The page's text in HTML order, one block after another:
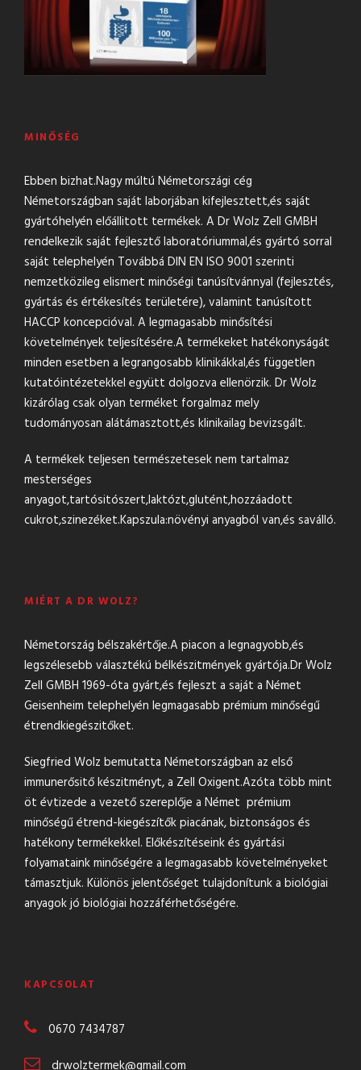
MINŐSÉG
Ebben bizhat.Nagy múltú Németországi cég
Németországban saját laborjában kifejlesztett,és saját
gyártóhelyén előállitott termékek. A Dr Wolz Zell GMBH
rendelkezik saját fejlesztő laboratóriummal,és gyártó sorral
saját telephelyén Továbbá DIN EN ISO 9001 szerinti
nemzetközileg elismert minőségi tanúsítvánnyal (fejlesztés,
gyártás és értékesítés területére), valamint tanúsított
HACCP koncepcióval. A legmagasabb minősítési
követelmények teljesítésére.A termékeket hatékonyságát
minden esetben a legrangosabb klinikákkal,és független
kutatóintézetekkel együtt dolgozva ellenörzik. Dr Wolz
kizárólag csak olyan terméket forgalmaz mely
tudományosan alátámasztott,és klinikailag bevizsgált.
A termékek teljesen természetesek nem tartalmaz
mesterséges
anyagot,tartósitószert,laktózt,glutént,hozzáadott
cukrot,szinezéket.Kapszula:növényi anyagból van,és saválló.
MIÉRT A DR WOLZ?
Németország bélszakértője.A piacon a legnagyobb,és
legszélesebb választékú bélkészitmények gyártója.Dr Wolz
Zell GMBH 1969-óta gyárt,és fejleszt a saját a Német
Geisenheim telephelyén legmagasabb prémium minőségű
étrendkiegészitőket.
Siegfried Wolz bemutatta Németországban az első
immunerősitő készitményt, a Zell Oxigent.Azóta több mint
öt évtizede a vezető szereplője a Német prémium
minőségű étrend-kiegészítők piacának, biztonságos és
hatékony termékekkel. Előkészítéseink és gyártási
folyamataink minőségére a legmagasabb követelményeket
támasztjuk. Különös jelentőséget tulajdonítunk a biológiai
anyagok jó biológiai hozzáférhetőségére.
KAPCSOLAT
0670 7434787
drwolztermek@gmail.com